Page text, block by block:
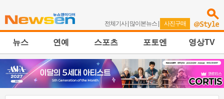
전체기사| 많이본뉴스 | 사진구매
뉴스 연예 스포츠 포토엔 영상TV